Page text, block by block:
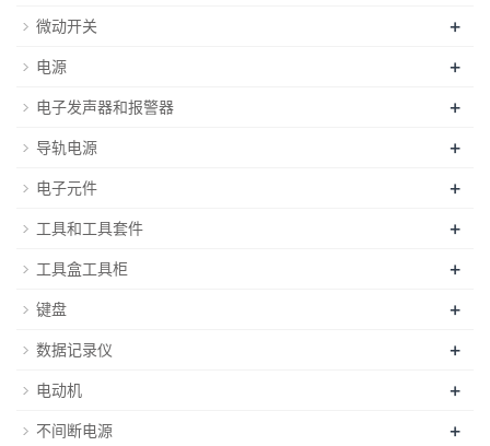
微动开关 +
电源 +
电子发声器和报警器 +
导轨电源 +
电子元件 +
工具和工具套件 +
工具盒工具柜 +
键盘 +
数据记录仪 +
电动机 +
不间断电源 +